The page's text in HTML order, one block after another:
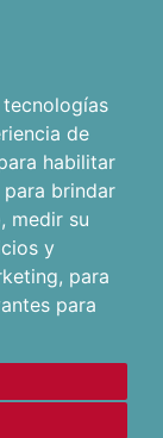
de
habilitar
para brindar
, medir su
y
, para
para